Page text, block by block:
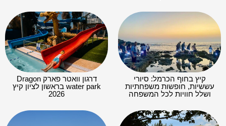
קיץ בחוף הכרמל: סיורי
עששיות, חופשות משפחתיות
ושלל חוויות לכל המשפחה
דרגון וואטר פארק Dragon
water park בראשון לציון קיץ
2026